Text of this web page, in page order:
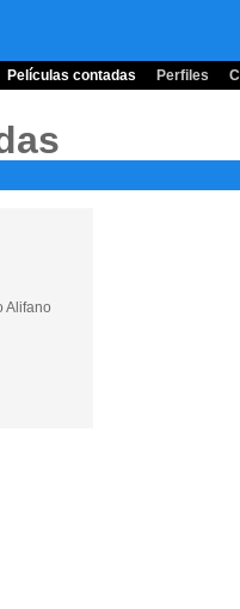
Películas contadas Perfiles
Alifano